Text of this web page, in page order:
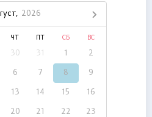
2026
ЧТ СБ ВС
30 31 1 2
6 7 8 9
13 14 15 16
20 21 22 23